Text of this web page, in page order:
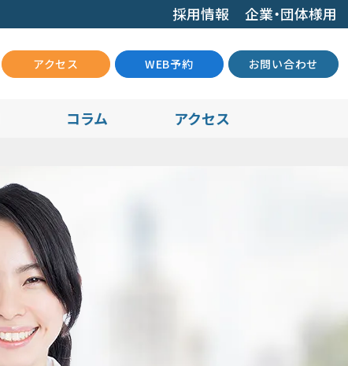
採用情報 企業・団体様用
アクセス WEB予約 お問い合わせ
コラム アクセス